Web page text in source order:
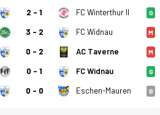
2 - 1 FC Winterthur II G
3 - 2 FC Widnau M
0 - 2 AC Taverne M
0 - 1 FC Widnau G
0 - 0 Eschen-Mauren B